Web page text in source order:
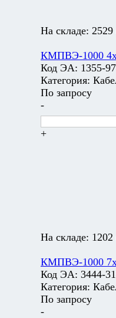
На складе: 2529
КМПВЭ-1000
Код ЭА: 1355-
Категория:
По запросу
-
+
На складе:
КМПВЭ-1000
Код ЭА: 3444-
Категория:
По запросу
-